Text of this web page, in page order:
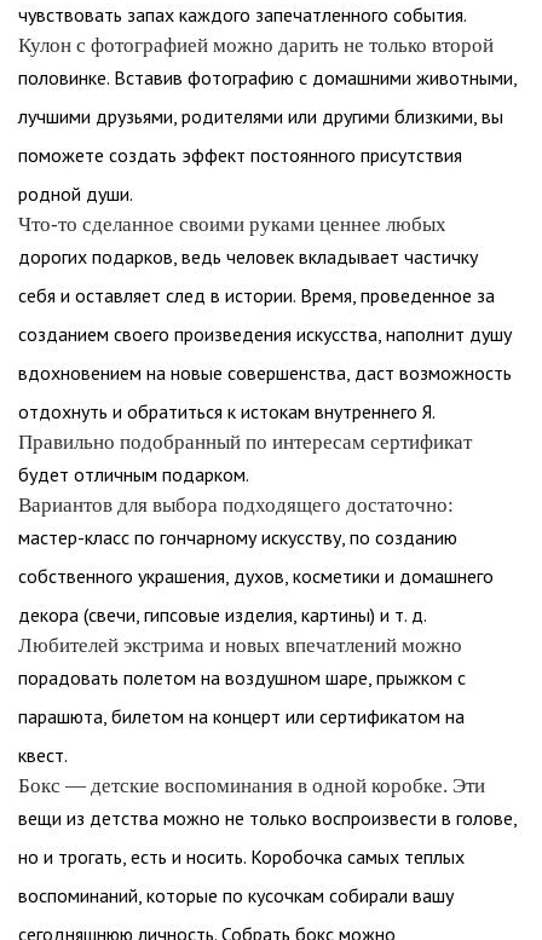
чувствовать запах каждого запечатленного события.
Кулон с фотографией можно дарить не только второй
половинке. Вставив фотографию с домашними животными,
лучшими друзьями, родителями или другими близкими, вы
поможете создать эффект постоянного присутствия
родной души.
Что-то сделанное своими руками ценнее любых
дорогих подарков, ведь человек вкладывает частичку
себя и оставляет след в истории. Время, проведенное за
созданием своего произведения искусства, наполнит душу
вдохновением на новые совершенства, даст возможность
отдохнуть и обратиться к истокам внутреннего Я.
Правильно подобранный по интересам сертификат
будет отличным подарком.
Вариантов для выбора подходящего достаточно:
мастер-класс по гончарному искусству, по созданию
собственного украшения, духов, косметики и домашнего
декора (свечи, гипсовые изделия, картины) и т. д.
Любителей экстрима и новых впечатлений можно
порадовать полетом на воздушном шаре, прыжком с
парашюта, билетом на концерт или сертификатом на
квест.
Бокс — детские воспоминания в одной коробке. Эти
вещи из детства можно не только воспроизвести в голове,
но и трогать, есть и носить. Коробочка самых теплых
воспоминаний, которые по кусочкам собирали вашу
сегодняшнюю личность. Собрать бокс можно